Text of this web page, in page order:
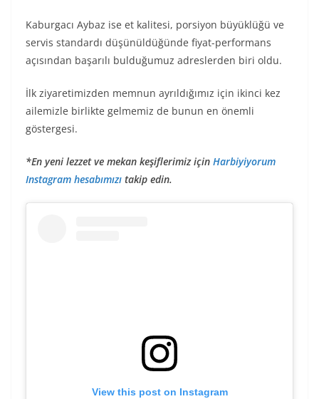
Kaburgacı Aybaz ise et kalitesi, porsiyon büyüklüğü ve
servis standardı düşünüldüğünde fiyat-performans
açısından başarılı bulduğumuz adreslerden biri oldu.
İlk ziyaretimizden memnun ayrıldığımız için ikinci kez
ailemizle birlikte gelmemiz de bunun en önemli
göstergesi.
*En yeni lezzet ve mekan keşiflerimiz için Harbiyiyorum
Instagram hesabımızı takip edin.
View this post on Instagram